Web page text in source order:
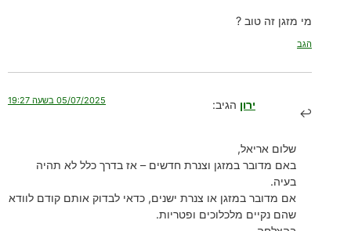
מי מזגן זה טוב ?
הגב
ירון הגיב: 05/07/2025 בשעה 19:27
שלום אריאל,
באם מדובר במזגן וצנרת חדשים – אז בדרך כלל לא תהיה
בעיה.
אם מדובר במזגן או צנרת ישנים, כדאי לבדוק אותם קודם לוודא
שהם נקיים מלכלוכים ופטריות.